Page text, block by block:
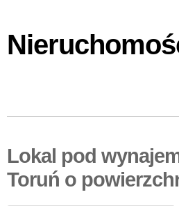
Lokal pod
Toruń o